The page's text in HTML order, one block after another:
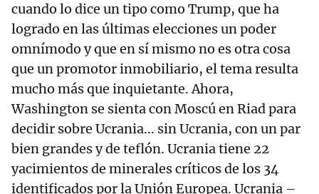
cuando lo dice un tipo como Trump, que ha
logrado en las últimas elecciones un poder
omnímodo y que en sí mismo no es otra cosa
que un promotor inmobiliario, el tema resulta
mucho más que inquietante. Ahora,
Washington se sienta con Moscú en Riad para
decidir sobre Ucrania... sin Ucrania, con un par
bien grandes y de teflón. Ucrania tiene 22
yacimientos de minerales críticos de los 34
identificados por la Unión Europea. Ucrania –